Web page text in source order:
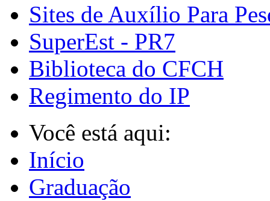
Sites de Auxílio Para
SuperEst - PR7
Biblioteca do CFCH
Regimento do IP
Você está aqui:
Início
Graduação